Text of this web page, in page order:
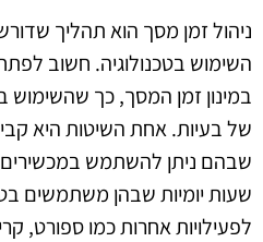
ניהול זמן מסך הוא תהליך
השימוש בטכנולוגיה. חשוב
במינון זמן המסך, כך שהשימוש
של בעיות. אחת השיטות היא
שבהם ניתן להשתמש
שעות יומיות שבהן משתמשים
לפעילויות אחרות כמו ספורט,